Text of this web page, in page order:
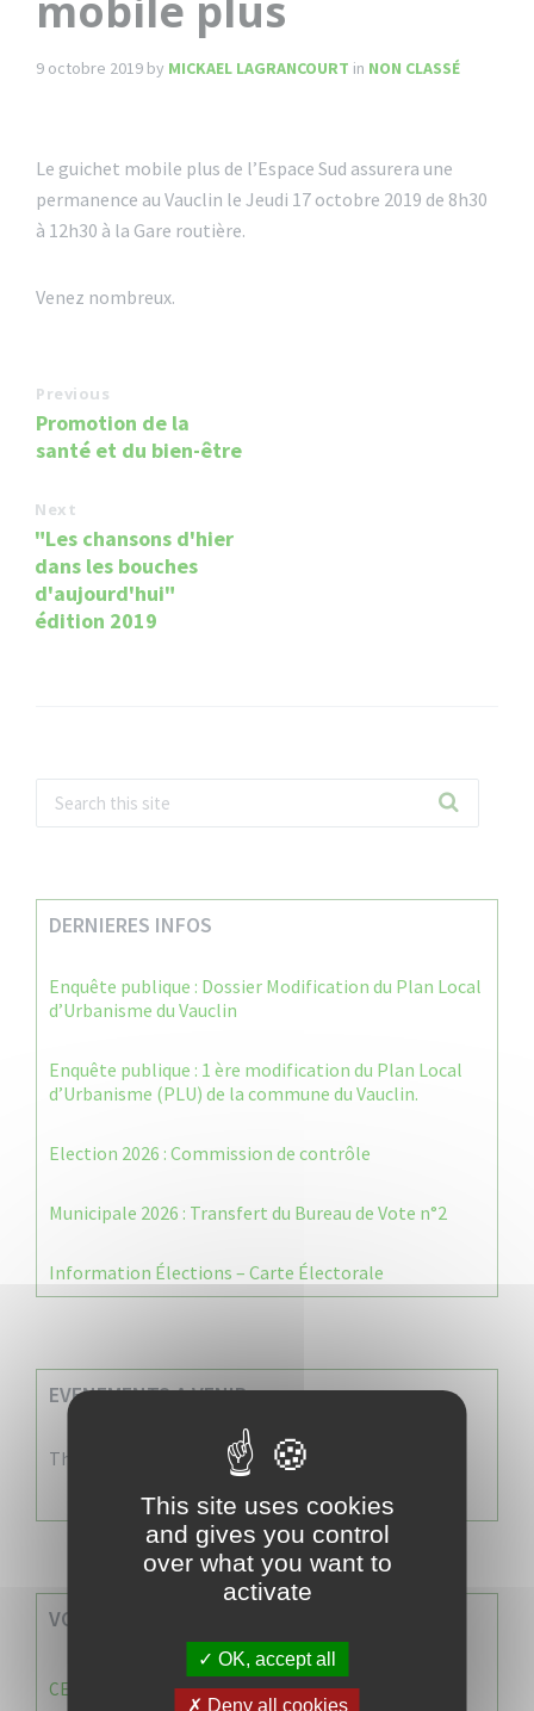
9 octobre 2019 by MICKAEL LAGRANCOURT in NON CLASSÉ
Le guichet mobile plus de l’Espace Sud assurera une
permanence au Vauclin le Jeudi 17 octobre 2019 de 8h30
à 12h30 à la Gare routière.
Venez nombreux.
Previous
Promotion de la
santé et du bien-être
Next
"Les chansons d'hier
dans les bouches
d'aujourd'hui"
édition 2019
DERNIERES INFOS
Enquête publique : Dossier Modification du Plan Local
d’Urbanisme du Vauclin
Enquête publique : 1 ère modification du Plan Local
d’Urbanisme (PLU) de la commune du Vauclin.
Election 2026 : Commission de contrôle
Municipale 2026 : Transfert du Bureau de Vote n°2
Information Élections – Carte Électorale
EVENEMENTS A VENIR
There are no events
VOS SERVICES MUNICIPAUX
CENTRE COMMUNAL D’ACTION SOCIALE (C.C.A.S)
This site uses cookies
and gives you control
over what you want to
activate
OK, accept all
Deny all cookies